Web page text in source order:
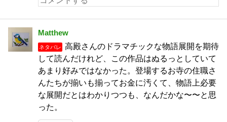
Matthew
ネタバレ
高殿さんのドラマチックな物語展開を期待
して読んだけれど、この作品はぬるっとしていて
あまり好みではなかった。登場するお寺の住職さ
んたちが揃いも揃ってお金に汚くて、物語上必要
な展開だとはわかりつつも、なんだかな〜〜と思
った。